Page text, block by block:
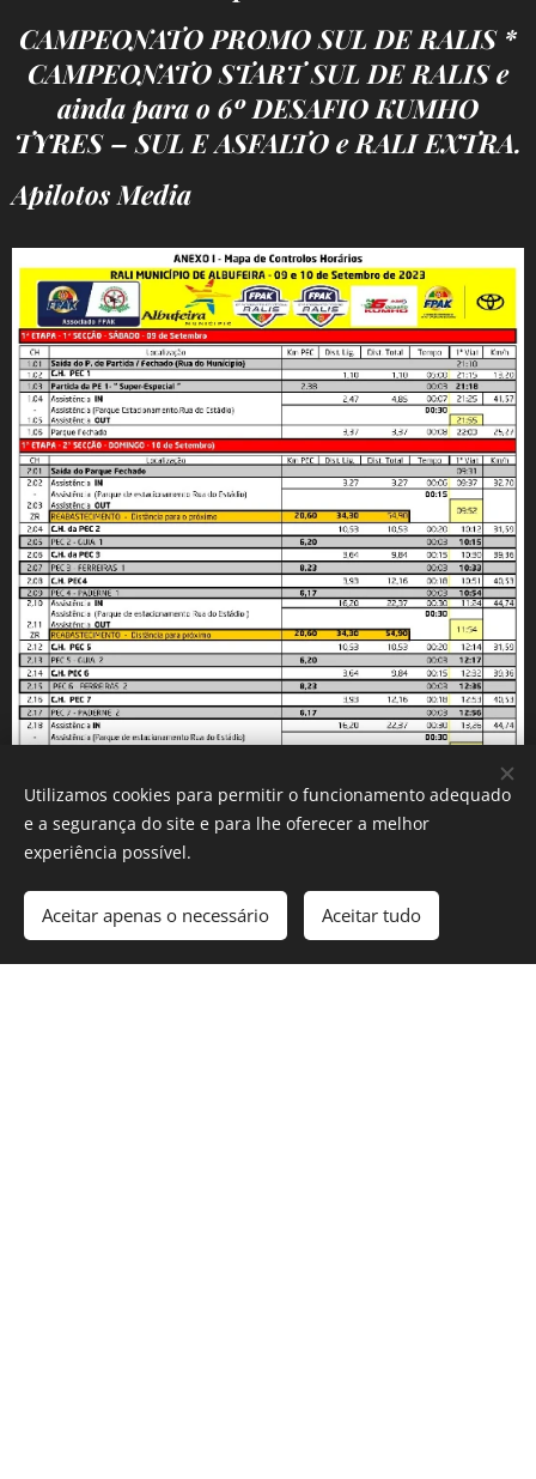
CAMPEONATO PROMO SUL DE RALIS *
CAMPEONATO START SUL DE RALIS e
ainda para o 6º DESAFIO KUMHO
TYRES – SUL E ASFALTO e RALI EXTRA.
Apilotos Media
Utilizamos cookies para permitir o funcionamento adequado
e a segurança do site e para lhe oferecer a melhor
experiência possível.
Aceitar apenas o necessário Aceitar tudo